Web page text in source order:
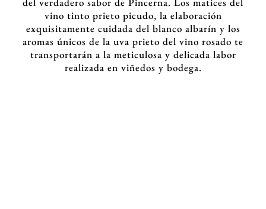
vino tinto prieto picudo, la elaboración
exquisitamente cuidada del blanco albarín y los
aromas únicos de la uva prieto del vino rosado te
transportarán a la meticulosa y delicada labor
realizada en viñedos y bodega.